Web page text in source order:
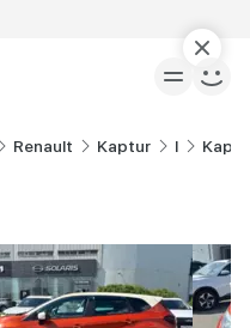
Renault Kaptur I